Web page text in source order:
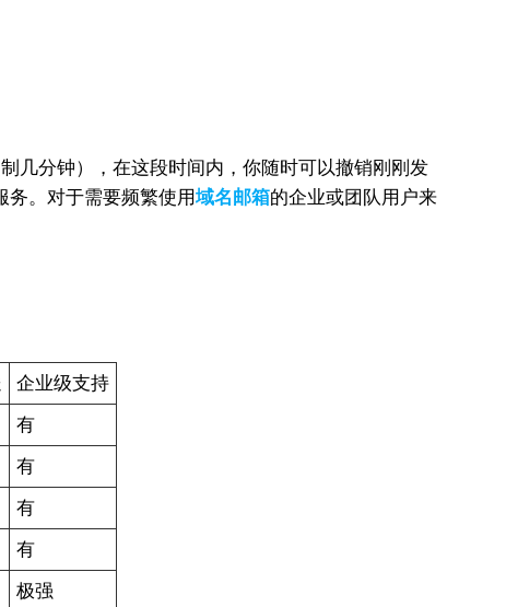
几分钟），在这段时间内，你随时可以撤销刚刚发
务。对于需要频繁使用域名邮箱的企业或团队用户来
企业级支持
有
有
有
有
极强